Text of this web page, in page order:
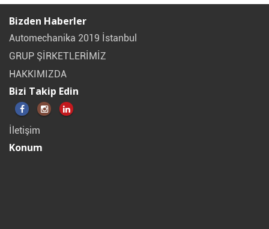
Bizden Haberler
Automechanika 2019 İstanbul
GRUP ŞİRKETLERİMİZ
HAKKIMIZDA
Bizi Takip Edin
İletişim
Konum